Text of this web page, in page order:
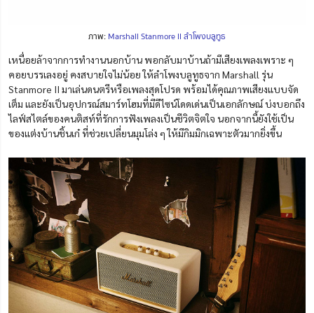
ภาพ: Marshall Stanmore II ลำโพงบลูทูธ
เหนื่อยล้าจากการทำงานนอกบ้าน พอกลับมาบ้านถ้ามีเสียงเพลงเพราะ ๆ
คอยบรรเลงอยู่ คงสบายใจไม่น้อย ให้ลำโพงบลูทูธจาก Marshall รุ่น
Stanmore II มาเล่นดนตรีหรือเพลงสุดโปรด พร้อมได้คุณภาพเสียงแบบจัด
เต็ม และยังเป็นอุปกรณ์สมาร์ทโฮมที่มีดีไซน์โดดเด่นเป็นเอกลักษณ์ บ่งบอกถึง
ไลฟ์สไตล์ของคนติสท์ที่รักการฟังเพลงเป็นชีวิตจิตใจ นอกจากนี้ยังใช้เป็น
ของแต่งบ้านชิ้นเก๋ ที่ช่วยเปลี่ยนมุมโล่ง ๆ ให้มีกิมมิกเฉพาะตัวมากยิ่งขึ้น